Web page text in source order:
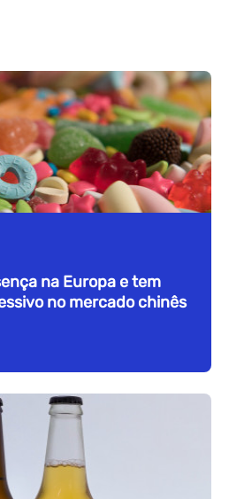
na Europa e tem
no mercado chinês